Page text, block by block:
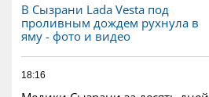
В Сызрани Lada Vesta под
проливным дождем рухнула в
яму - фото и видео
18:16